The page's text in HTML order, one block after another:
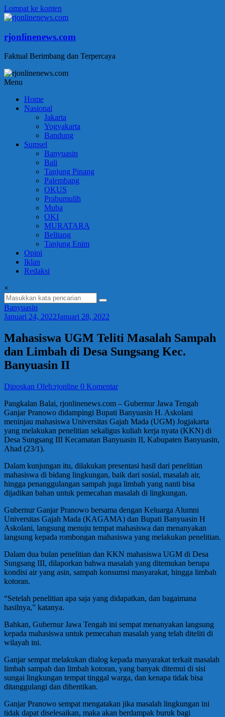
Lompat ke konten
rjonlinenews.com
Faktual Berimbang dan Terpercaya
Menu
Home
Nasional
Jakarta
Yogyakarta
Bandung
Sumsel
Banyuasin
Bali
Tanjung Pinang
Palembang
OKUS
Prabumulih
Muba
OKI
MURATARA
Belitang
Tanjung Enim
Opini
Iklan
Redaksi
×
Banyuasin
Januari 24, 2022Januari 28, 2022
Mahasiswa UGM Teliti Masalah Sampah
dan Limbah di Desa Sungsang Kec.
Banyuasin II
Diposkan Oleh:rjonline 0 Komentar
Pangkalan Balai, rjonlinenews.com – Gubernur Jawa Tengah
Ganjar Pranowo didampingi Bupati Banyuasin H. Askolani
meninjau mahasiswa Universitas Gajah Mada (UGM) Jogjakarta
yang melakukan penelitian sekaligus kuliah kerja nyata (KKN) di
Desa Sungsang III Kecamatan Banyuasin II, Kabupaten Banyuasin,
Ahad (23/1).
Dalam kunjungan itu, dilakukan presentasi hasil dari penelitian
mahasiswa di bidang lingkungan, baik dari sosial, masalah air,
hingga penanggulangan sampah juga limbah yang nanti bisa
dijadikan bahan untuk pemecahan masalah di lingkungan.
Gubernur Ganjar Pranowo bersama dengan Keluarga Alumni
Universitas Gajah Mada (KAGAMA) dan Bupati Banyuasin H
Askolani, langsung menuju tempat mahasiswa dan menanyakan
langsung kepada rombongan mahasiswa yang melakukan penelitian.
Dalam dua bulan penelitian dan KKN mahasiswa UGM di Desa
Sungsang III, dilaporkan bahwa masalah yang ditemukan berupa
kondisi air yang asin, sampah konsumsi masyarakat, hingga limbah
kotoran.
“Setelah penelitian apa saja yang didapatkan, dan bagaimana
hasilnya,” katanya.
Bahkan, Gubernur Jawa Tengah ini sempat menanyakan langsung
kepada mahasiswa untuk pemecahan masalah yang telah diteliti di
wilayah ini.
Ganjar sempat melakukan dialog kepada masyarakat terkait masalah
limbah sampah dan limbah kotoran, yang banyak ditemui di sisi
sungai lingkungan tempat tinggal warga, dan kenapa tidak bisa
ditanggulangi dan dihentikan.
Ganjar Pranowo sempat mengatakan jika masalah lingkungan ini
tidak dapat diselesaikan, maka akan berdampak buruk bagi